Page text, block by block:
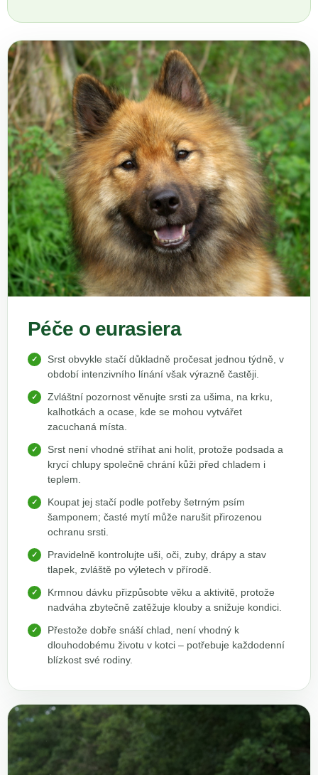
Péče o eurasiera
Srst obvykle stačí důkladně pročesat jednou týdně, v
období intenzivního línání však výrazně častěji.
Zvláštní pozornost věnujte srsti za ušima, na krku,
kalhotkách a ocase, kde se mohou vytvářet
zacuchaná místa.
Srst není vhodné stříhat ani holit, protože podsada a
krycí chlupy společně chrání kůži před chladem i
teplem.
Koupat jej stačí podle potřeby šetrným psím
šamponem; časté mytí může narušit přirozenou
ochranu srsti.
Pravidelně kontrolujte uši, oči, zuby, drápy a stav
tlapek, zvláště po výletech v přírodě.
Krmnou dávku přizpůsobte věku a aktivitě, protože
nadváha zbytečně zatěžuje klouby a snižuje kondici.
Přestože dobře snáší chlad, není vhodný k
dlouhodobému životu v kotci – potřebuje každodenní
blízkost své rodiny.